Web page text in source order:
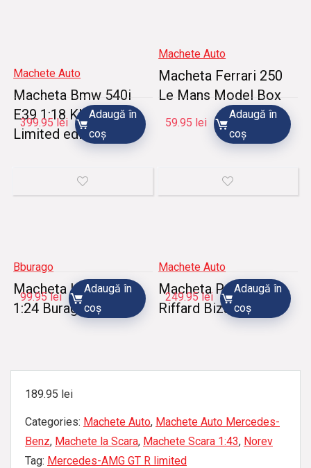
Machete Auto
Macheta Bmw 540i
E39 1:18 KK Scale
Limited edition
399.95 lei
Adaugă în
coș
Machete Auto
Macheta Ferrari 250
Le Mans Model Box
59.95 lei
Adaugă în
coș
Bburago
Macheta Land Rover
1:24 Burago
99.95lei
Adaugă în
coș
Machete Auto
Macheta Panhard
Riffard Bizarre
249.95lei
Adaugă în
coș
189.95 lei
Categories: Machete Auto, Machete Auto Mercedes-
Benz, Machete la Scara, Machete Scara 1:43, Norev
Tag: Mercedes-AMG GT R limited